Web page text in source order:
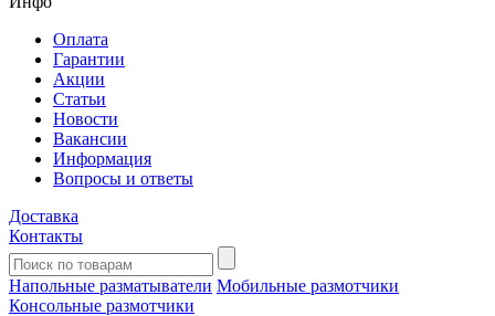
Оплата
Гарантии
Акции
Статьи
Новости
Вакансии
Информация
Вопросы и ответы
Доставка
Контакты
Напольные разматыватели Мобильные размотчики
Консольные размотчики